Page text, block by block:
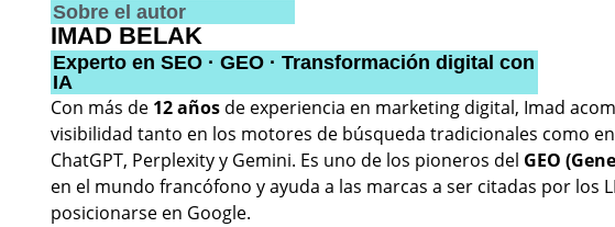
Sobre el autor
IMAD BELAK
Experto en SEO · GEO · Transformación digital con
IA
Con más de 12 años de experiencia en marketing digital, Imad
visibilidad tanto en los motores de búsqueda tradicionales como
ChatGPT, Perplexity y Gemini. Es uno de los pioneros del GEO
en el mundo francófono y ayuda a las marcas a ser citadas por los
posicionarse en Google.